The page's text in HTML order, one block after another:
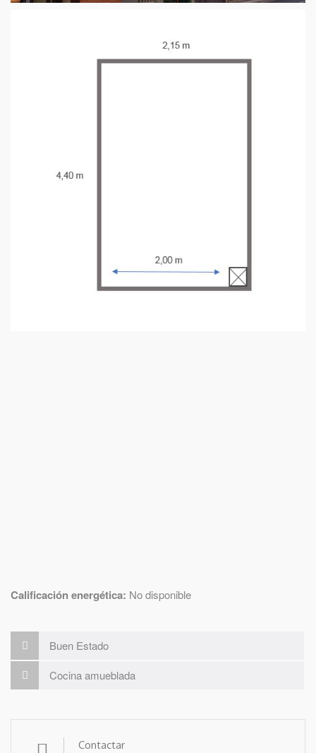
Calificación energética: No disponible
Buen Estado
Cocina amueblada
Contactar